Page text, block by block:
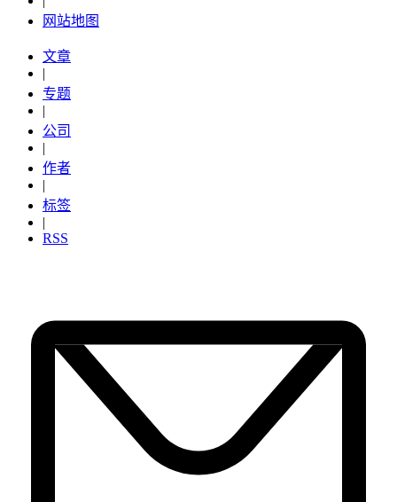
网站地图
文章
|
专题
|
公司
|
作者
|
标签
|
RSS